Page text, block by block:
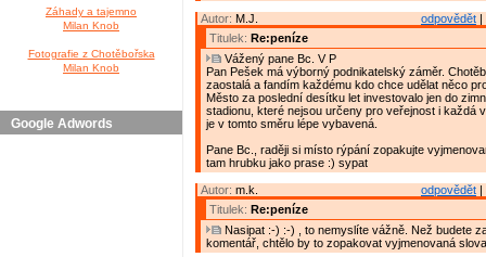
Záhady a tajemno
Milan Knob
Fotografie z Chotěbořska
Milan Knob
Google Adwords
odpovědět |
Autor: M.J.
Titulek: Re:peníze
Vážený pane Bc. V P
Pan Pešek má výborný podnikatelský záměr.
zaostalá a fandím každému kdo chce udělat něco
Město za poslední desítku let investovalo jen do
stadionu, které nejsou určeny pro veřejnost i každá
je v tomto směru lépe vybavená.
Pane Bc., raději si místo rýpání zopakujte
tam hrubku jako prase :) sypat
odpovědět |
Autor: m.k.
Titulek: Re:peníze
Nasipat :-) :-) , to nemyslíte vážně. Než budete
komentář, chtělo by to zopakovat vyjmenovaná